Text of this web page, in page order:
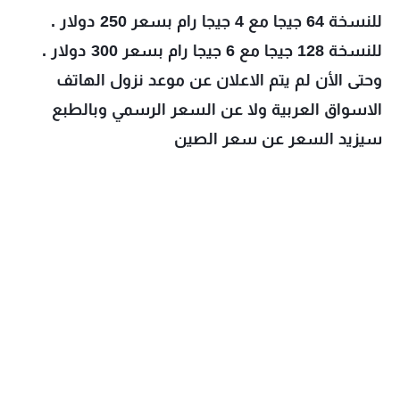
للنسخة 64 جيجا مع 4 جيجا رام بسعر 250 دولار .
للنسخة 128 جيجا مع 6 جيجا رام بسعر 300 دولار .
سيزيد السعر عن سعر الصين